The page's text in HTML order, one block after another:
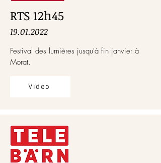
RTS 12h45
19.01.2022
Festival des lumières jusqu'à fin janvier à
Morat.
Video